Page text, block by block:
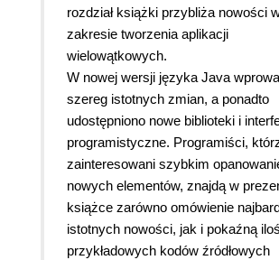
rozdział książki przybliża nowości
zakresie tworzenia aplikacji
wielowątkowych.
W nowej wersji języka Java
szereg istotnych zmian, a ponadto
udostępniono nowe biblioteki i
programistyczne. Programiści,
zainteresowani szybkim
nowych elementów, znajdą w
książce zarówno omówienie
istotnych nowości, jak i pokaźną
przykładowych kodów źródłowych